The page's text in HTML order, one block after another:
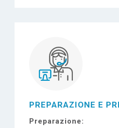
PREPARAZIONE E
Preparazione